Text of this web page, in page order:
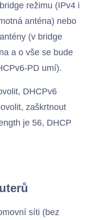
režimu (IPv4 i
anténa) nebo
(v bridge
a o vše se bude
PD umí).
DHCPv6
zaškrtnout
je 56, DHCP
síti (bez